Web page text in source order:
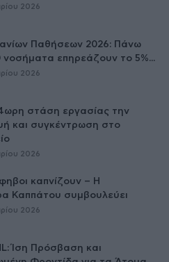
2026
Παθήσεων 2026: Πάνω
νοσήματα επηρεάζουν το 5%...
2026
στάση εργασίας την
και συγκέντρωση στο
2026
καπνίζουν – Η
Καππάτου συμβουλεύει
2026
Ίση Πρόσβαση και